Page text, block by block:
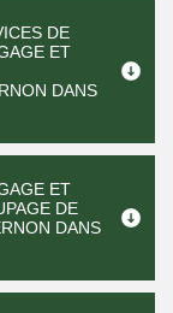
DE
ET
DANS
ET
DE
DANS